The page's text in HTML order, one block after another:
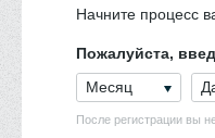
Начните процесс
Пожалуйста,
Месяц
После регистрации вы